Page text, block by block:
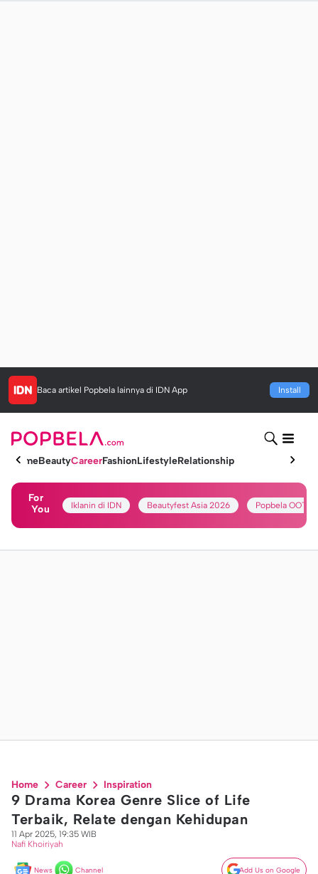
Baca artikel Popbela lainnya di IDN App Install
HomeBeautyCareerFashionLifestyleRelationship
For
You
Iklanin di IDN Beautyfest Asia 2026 Popbela OOTD
Home Career Inspiration
9 Drama Korea Genre Slice of Life
Terbaik, Relate dengan Kehidupan
11 Apr 2025, 19:35 WIB
Nafi Khoiriyah
News Channel Add Us on Google